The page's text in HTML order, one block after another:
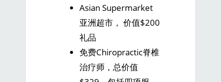
Asian Supermarket
亚洲超市， 价值$200
礼品
免费Chiropractic脊椎
治疗师，总价值